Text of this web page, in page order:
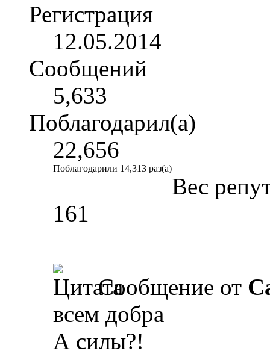
Регистрация
12.05.2014
Сообщений
5,633
Поблагодарил(а)
22,656
Поблагодарили 14,313 раз(а)
Вес
161
Сообщение от
всем добра
А силы?!